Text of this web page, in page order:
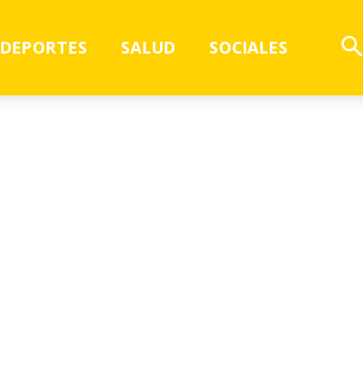
DEPORTES SALUD SOCIALES